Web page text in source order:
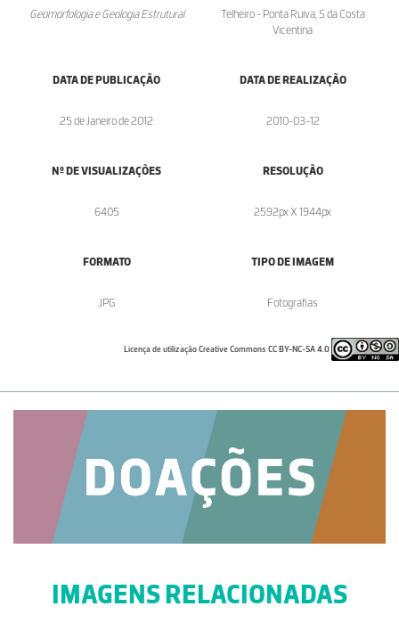
Geomorfologia e Geologia Estrutural
Telheiro - Ponta Ruiva, S da Costa
Vicentina
DATA DE PUBLICAÇÃO
25 de Janeiro de 2012
DATA DE REALIZAÇÃO
2010-03-12
Nº DE VISUALIZAÇÕES
6405
RESOLUÇÃO
2592px X 1944px
FORMATO
.JPG
TIPO DE IMAGEM
Fotografias
Licença de utilização Creative Commons CC BY-NC-SA 4.0
IMAGENS RELACIONADAS